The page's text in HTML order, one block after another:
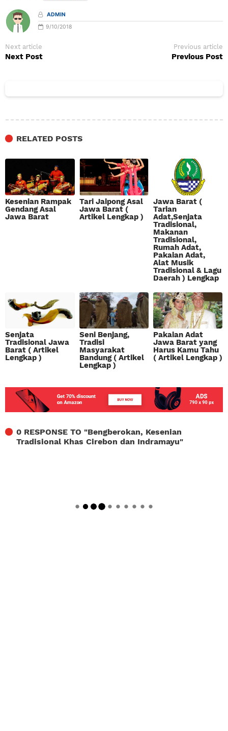
ADMIN
9/10/2018
Next article
Next Post
Previous article
Previous Post
RELATED POSTS
Kesenian Rampak
Gendang Asal
Jawa Barat
Tari Jaipong Asal
Jawa Barat (
Artikel Lengkap )
Jawa Barat (
Tarian
Adat,Senjata
Tradisional,
Makanan
Tradisional,
Rumah Adat,
Pakaian Adat,
Alat Musik
Tradisional & Lagu
Daerah ) Lengkap
Senjata
Tradisional Jawa
Barat ( Artikel
Lengkap )
Seni Benjang,
Tradisi
Masyarakat
Bandung ( Artikel
Lengkap )
Pakaian Adat
Jawa Barat yang
Harus Kamu Tahu
( Artikel Lengkap )
0 RESPONSE TO "Bengberokan, Kesenian
Tradisional Khas Cirebon dan Indramayu"